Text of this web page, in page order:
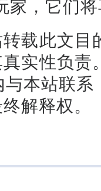
载此文
实性负
本站联
有